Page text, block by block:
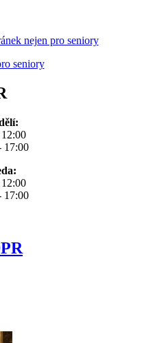
nejen pro seniory
17:00
17:00